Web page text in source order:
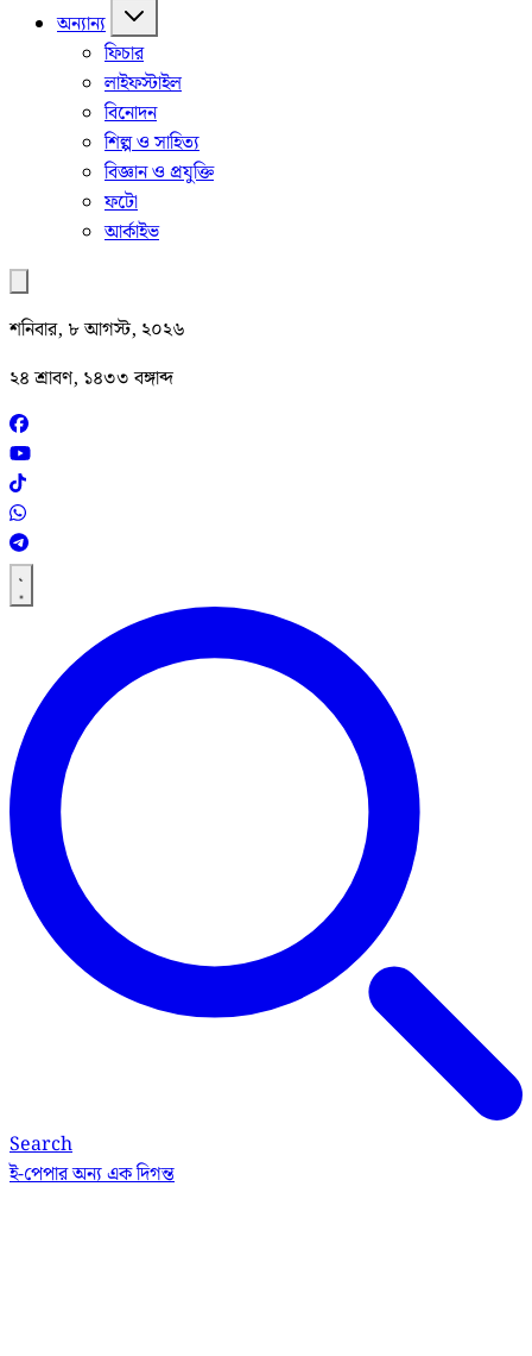
অন্যান্য
ফিচার
লাইফস্টাইল
বিনোদন
শিল্প ও সাহিত্য
বিজ্ঞান ও প্রযুক্তি
ফটো
আর্কাইভ
শনিবার, ৮ আগস্ট, ২০২৬
২৪ শ্রাবণ, ১৪৩৩ বঙ্গাব্দ
Search
ই-পেপারঅন্য এক দিগন্ত